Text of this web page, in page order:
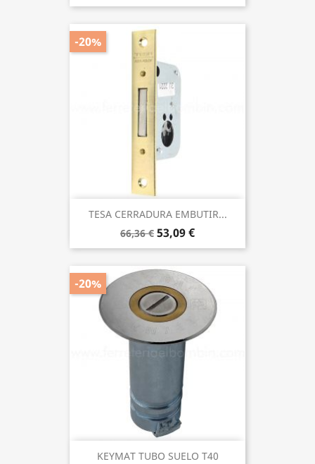
TESA CERRADURA EMBUTIR...
66,36 € 53,09 €
-20%
KEYMAT TUBO SUELO T40
-20%